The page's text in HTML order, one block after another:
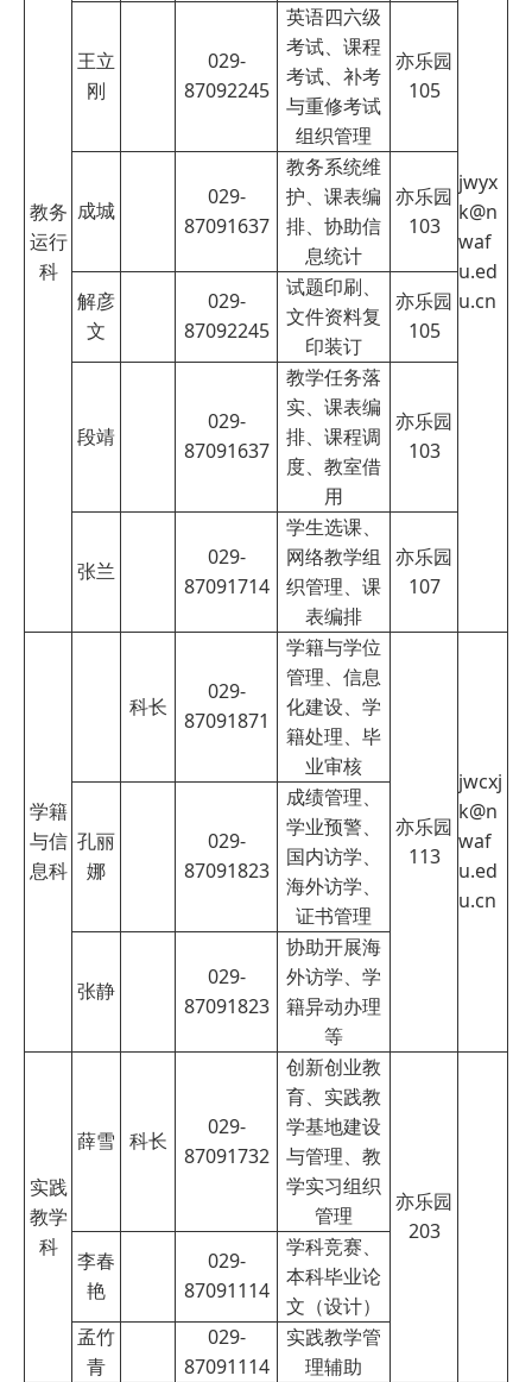
教务
运行
科
jwyx
k@n
waf
u.ed
u.cn
王立
刚
029-
87092245
英语四六级
考试、课程
考试、补考
与重修考试
组织管理
亦乐园
105
成城
029-
87091637
教务系统维
护、课表编
排、协助信
息统计
亦乐园
103
解彦
文
029-
87092245
试题印刷、
文件资料复
印装订
亦乐园
105
段靖
029-
87091637
教学任务落
实、课表编
排、课程调
度、教室借
用
亦乐园
103
张兰
029-
87091714
学生选课、
网络教学组
织管理、课
表编排
亦乐园
107
学籍
与信
息科
科长
029-
87091871
学籍与学位
管理、信息
化建设、学
籍处理、毕
业审核
亦乐园
113
jwcxj
k@n
waf
u.ed
u.cn
孔丽
娜
029-
87091823
成绩管理、
学业预警、
国内访学、
海外访学、
证书管理
张静
029-
87091823
协助开展海
外访学、学
籍异动办理
等
实践
教学
科
薛雪 科长
029-
87091732
创新创业教
育、实践教
学基地建设
与管理、教
学实习组织
管理
亦乐园
203
李春
艳
029-
87091114
学科竞赛、
本科毕业论
文（设计）
孟竹
青
029-
87091114
实践教学管
理辅助